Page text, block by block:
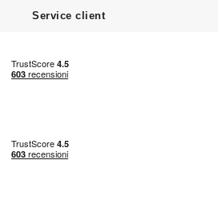
Service client